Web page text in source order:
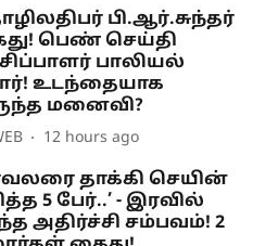
பி.ஆர்.சுந்தர்
பெண் செய்தி
பாலியல்
உடந்தையாக
மனைவி?
12 hours ago
தாக்கி செயின்
5 பேர்..’ - இரவில்
அதிர்ச்சி சம்பவம்! 2